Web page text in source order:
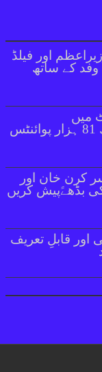
اور فیلڈ
کے ساتھ
میں
تیزی،انڈیکس ایک لاکھ 81 ہزار پوائنٹس
کرن خان اور
بڈھےًپیش کریں
اور قابلِ تعریف